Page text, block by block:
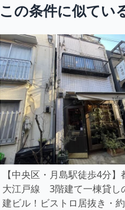
この条件に似てい
【中央区・月島駅徒歩4分】
大江戸線 3階建て一棟貸し
建ビル！ビストロ居抜き・